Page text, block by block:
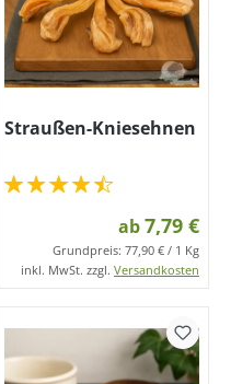
Straußen-Kniesehnen
ab7,79 €
Grundpreis: 77,90 € / 1 Kg
inkl. MwSt. zzgl. Versandkosten